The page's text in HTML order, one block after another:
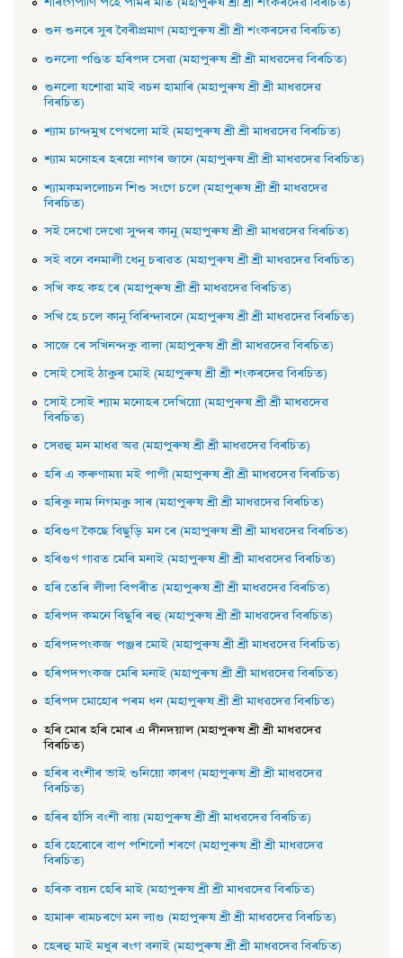
শুন শুনৰে সুৰ বৈৰীপ্রমাণ (মহাপুৰুষ শ্ৰী শ্ৰী শংকৰদেৱ বিৰচিত)
শুনলাে পণ্ডিত হৰিপদ সেৱা (মহাপুৰুষ শ্ৰী শ্ৰী মাধৱদেৱ বিৰচিত)
শুনলাে যশােৱা মাই বচন হামাৰি (মহাপুৰুষ শ্ৰী শ্ৰী মাধৱদেৱ
বিৰচিত)
শ্যাম চান্দমুখ পেখলাে মাই (মহাপুৰুষ শ্ৰী শ্ৰী মাধৱদেৱ বিৰচিত)
শ্যাম মনােহৰ হৰয়ে নাগৰ জানে (মহাপুৰুষ শ্ৰী শ্ৰী মাধৱদেৱ বিৰচিত)
শ্যামকমললােচন শিশু সংগে চলে (মহাপুৰুষ শ্ৰী শ্ৰী মাধৱদেৱ
বিৰচিত)
সই দেখাে দেখাে সুন্দৰ কানু (মহাপুৰুষ শ্ৰী শ্ৰী মাধৱদেৱ বিৰচিত)
সই বনে বনমালী ধেনু চৰাৱত (মহাপুৰুষ শ্ৰী শ্ৰী মাধৱদেৱ বিৰচিত)
সখি কহ কহ ৰে (মহাপুৰুষ শ্ৰী শ্ৰী মাধৱদেৱ বিৰচিত)
সখি হে চলে কানু বিৰিন্দাবনে (মহাপুৰুষ শ্ৰী শ্ৰী মাধৱদেৱ বিৰচিত)
সাজে ৰে সখিনন্দকু বালা (মহাপুৰুষ শ্ৰী শ্ৰী মাধৱদেৱ বিৰচিত)
সােই সােই ঠাকুৰ মােই (মহাপুৰুষ শ্ৰী শ্ৰী শংকৰদেৱ বিৰচিত)
সােই সােই শ্যাম মনােহৰ দেখিয়াে (মহাপুৰুষ শ্ৰী শ্ৰী মাধৱদেৱ
বিৰচিত)
সেৱহু মন মাধৱ অৱ (মহাপুৰুষ শ্ৰী শ্ৰী মাধৱদেৱ বিৰচিত)
হৰি এ কৰুণাময় মই পাপী (মহাপুৰুষ শ্ৰী শ্ৰী মাধৱদেৱ বিৰচিত)
হৰিকু নাম নিগমকু সাৰ (মহাপুৰুষ শ্ৰী শ্ৰী মাধৱদেৱ বিৰচিত)
হৰিগুণ কৈছে বিছুড়ি মন ৰে (মহাপুৰুষ শ্ৰী শ্ৰী মাধৱদেৱ বিৰচিত)
হৰিগুণ গাৱত মেৰি মনাই (মহাপুৰুষ শ্ৰী শ্ৰী মাধৱদেৱ বিৰচিত)
হৰি তেৰি লীলা বিপৰীত (মহাপুৰুষ শ্ৰী শ্ৰী মাধৱদেৱ বিৰচিত)
হৰিপদ কমনে বিছুৰি ৰহু (মহাপুৰুষ শ্ৰী শ্ৰী মাধৱদেৱ বিৰচিত)
হৰিপদপংকজ পঞ্জৰ মােই (মহাপুৰুষ শ্ৰী শ্ৰী মাধৱদেৱ বিৰচিত)
হৰিপদপংকজ মেৰি মনাই (মহাপুৰুষ শ্ৰী শ্ৰী মাধৱদেৱ বিৰচিত)
হৰিপদ মােহােৰ পৰম ধন (মহাপুৰুষ শ্ৰী শ্ৰী মাধৱদেৱ বিৰচিত)
হৰি মােৰ হৰি মােৰ এ দীনদয়াল (মহাপুৰুষ শ্ৰী শ্ৰী মাধৱদেৱ
বিৰচিত)
হৰিৰ বংশীৰ ভাই শুনিয়াে কাৰণ (মহাপুৰুষ শ্ৰী শ্ৰী মাধৱদেৱ
বিৰচিত)
হৰিৰ হাঁসি বংশী বায় (মহাপুৰুষ শ্ৰী শ্ৰী মাধৱদেৱ বিৰচিত)
হৰি হেৰােৰে বাপ পশিলোঁ শৰণে (মহাপুৰুষ শ্ৰী শ্ৰী মাধৱদেৱ
বিৰচিত)
হৰিক বয়ন হেৰি মাই (মহাপুৰুষ শ্ৰী শ্ৰী মাধৱদেৱ বিৰচিত)
হামাৰু ৰামচৰণে মন লাগু (মহাপুৰুষ শ্ৰী শ্ৰী মাধৱদেৱ বিৰচিত)
হেৰহু মাই মধুৰ ৰংগ বনাই (মহাপুৰুষ শ্ৰী শ্ৰী মাধৱদেৱ বিৰচিত)